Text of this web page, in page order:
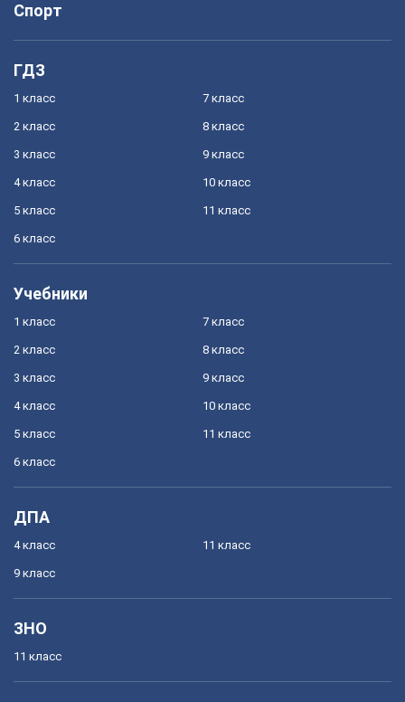
Спорт
ГДЗ
1 класс
2 класс
3 класс
4 класс
5 класс
6 класс
7 класс
8 класс
9 класс
10 класс
11 класс
Учебники
1 класс
2 класс
3 класс
4 класс
5 класс
6 класс
7 класс
8 класс
9 класс
10 класс
11 класс
ДПА
4 класс
9 класс
11 класс
ЗНО
11 класс